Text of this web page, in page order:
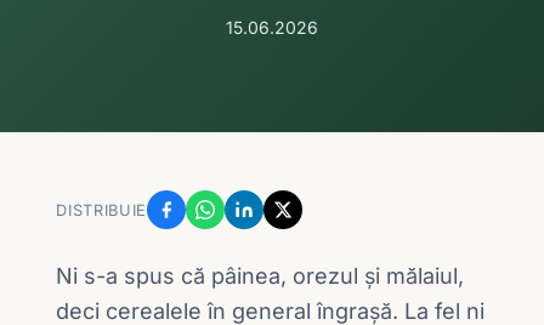
15.06.2026
DISTRIBUIE
Ni s-a spus că pâinea, orezul și mălaiul,
deci cerealele în general îngrașă. La fel ni